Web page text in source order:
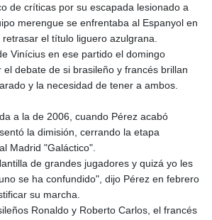
de críticas por su escapada lesionado a
merengue se enfrentaba al Espanyol en
el título liguero azulgrana.
Vinícius en ese partido el domingo
el debate de si brasileño y francés brillan
y la necesidad de tener a ambos.
a la de 2006, cuando Pérez acabó
la dimisión, cerrando la etapa
Madrid "Galáctico".
de grandes jugadores y quizá yo les
se ha confundido", dijo Pérez en febrero
su marcha.
Ronaldo y Roberto Carlos, el francés